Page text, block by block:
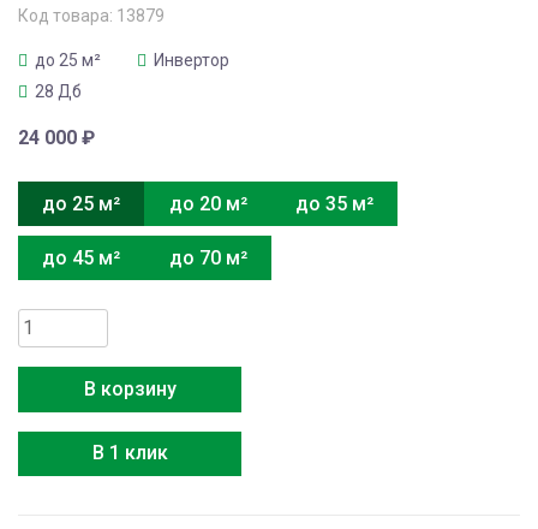
Код товара: 13879
до 25 м²
Инвертор
28 Дб
24 000 ₽
до 25 м² до 20 м² до 35 м²
до 45 м² до 70 м²
Количество
товара
Electrolux
EACS/I-
09
В корзину
В 1 клик